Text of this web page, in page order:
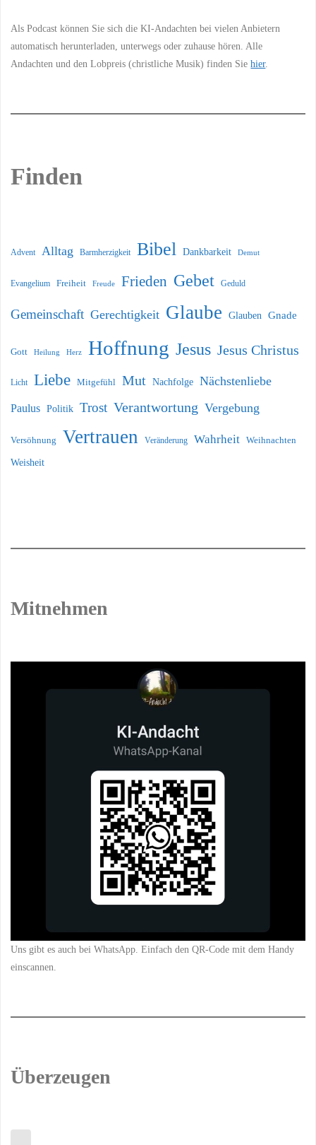
Als Podcast können Sie sich die KI-Andachten bei vielen Anbietern
automatisch herunterladen, unterwegs oder zuhause hören. Alle
Andachten und den Lobpreis (christliche Musik) finden Siehier.
Finden
Advent Alltag Barmherzigkeit Bibel Dankbarkeit Demut
Evangelium Freiheit Freude Frieden Gebet Geduld
Gemeinschaft Gerechtigkeit Glaube Glauben Gnade
Gott Heilung Herz Hoffnung Jesus Jesus Christus
Licht Liebe Mitgefühl Mut Nachfolge Nächstenliebe
Paulus Politik Trost Verantwortung Vergebung
Versöhnung Vertrauen Veränderung Wahrheit Weihnachten
Weisheit
Mitnehmen
Uns gibt es auch bei WhatsApp. Einfach den QR-Code mit dem Handy
einscannen.
Überzeugen